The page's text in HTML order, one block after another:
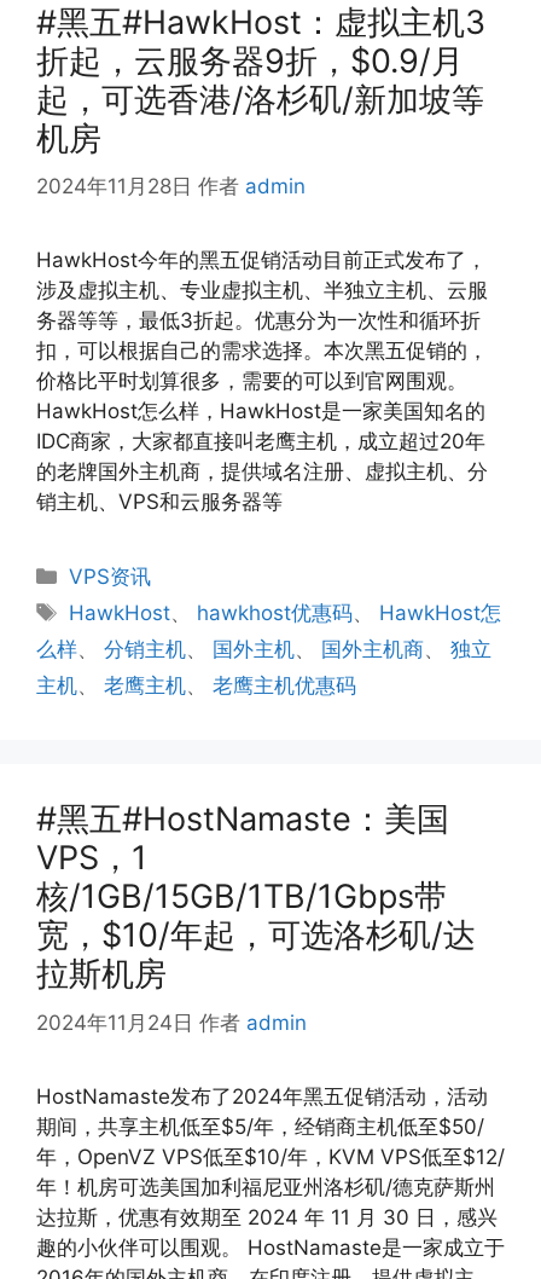
#黑五#HawkHost：虚拟主机3
折起，云服务器9折，$0.9/月
起，可选香港/洛杉矶/新加坡等
机房
2024年11月28日 作者 admin
HawkHost今年的黑五促销活动目前正式发布了，
涉及虚拟主机、专业虚拟主机、半独立主机、云服
务器等等，最低3折起。优惠分为一次性和循环折
扣，可以根据自己的需求选择。本次黑五促销的，
价格比平时划算很多，需要的可以到官网围观。
HawkHost怎么样，HawkHost是一家美国知名的
IDC商家，大家都直接叫老鹰主机，成立超过20年
的老牌国外主机商，提供域名注册、虚拟主机、分
销主机、VPS和云服务器等
分
类
VPS资讯
标
签
HawkHost、 hawkhost优惠码、 HawkHost怎
么样、 分销主机、 国外主机、 国外主机商、 独立
主机、 老鹰主机、 老鹰主机优惠码
#黑五#HostNamaste：美国
VPS，1
核/1GB/15GB/1TB/1Gbps带
宽，$10/年起，可选洛杉矶/达
拉斯机房
2024年11月24日 作者 admin
HostNamaste发布了2024年黑五促销活动，活动
期间，共享主机低至$5/年，经销商主机低至$50/
年，OpenVZ VPS低至$10/年，KVM VPS低至$12/
年！机房可选美国加利福尼亚州洛杉矶/德克萨斯州
达拉斯，优惠有效期至 2024 年 11 月 30 日，感兴
趣的小伙伴可以围观。 HostNamaste是一家成立于